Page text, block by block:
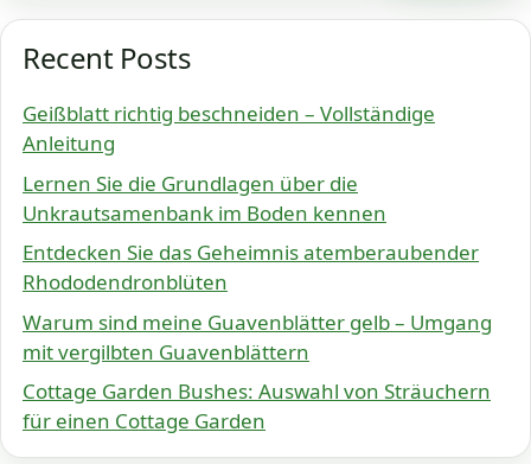
Recent Posts
Geißblatt richtig beschneiden – Vollständige
Anleitung
Lernen Sie die Grundlagen über die
Unkrautsamenbank im Boden kennen
Entdecken Sie das Geheimnis atemberaubender
Rhododendronblüten
Warum sind meine Guavenblätter gelb – Umgang
mit vergilbten Guavenblättern
Cottage Garden Bushes: Auswahl von Sträuchern
für einen Cottage Garden